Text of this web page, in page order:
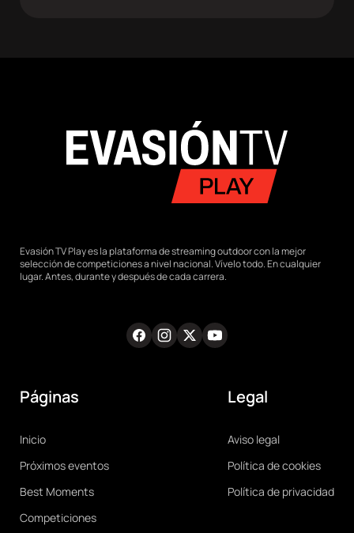
Evasión TV Play es la plataforma de streaming outdoor con la mejor
selección de competiciones a nivel nacional. Vívelo todo. En cualquier
lugar. Antes, durante y después de cada carrera.
RRSS
FacebookInstagram
TwitterYoutube
Páginas
Main
navigation
Inicio
Próximos eventos
Best Moments
Competiciones
Legal
Legal
Aviso legal
Política de cookies
Política de privacidad